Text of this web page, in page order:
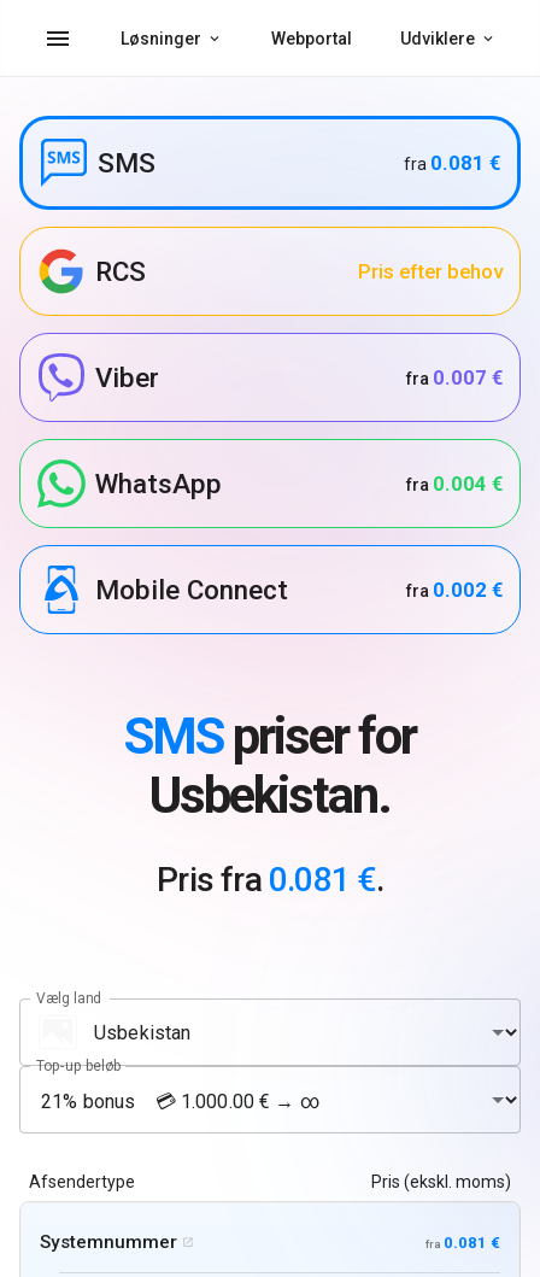
menu Løsninger Webportal Udviklere
SMS fra 0.081 €
RCS Pris efter behov
Viber fra 0.007 €
WhatsApp fra 0.004 €
Mobile Connect fra 0.002 €
SMSpriser for
Usbekistan.
Pris fra 0.081 €.
Vælg land
Top-up beløb
Afsendertype Pris (ekskl. moms)
Systemnummer  fra 0.081 €